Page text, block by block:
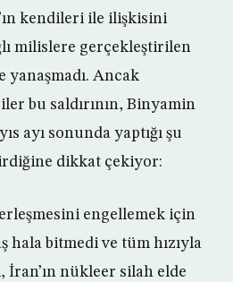
kendileri ile ilişkisini
milislere gerçekleştirilen
yanaşmadı. Ancak
bu saldırının, Binyamin
ayı sonunda yaptığı şu
dikkat çekiyor:
engellemek için
hala bitmedi ve tüm hızıyla
İran’ın nükleer silah elde